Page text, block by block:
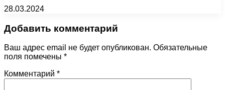
28.03.2024
Добавить комментарий
Ваш адрес email не будет опубликован. Обязательные
поля помечены *
Комментарий *